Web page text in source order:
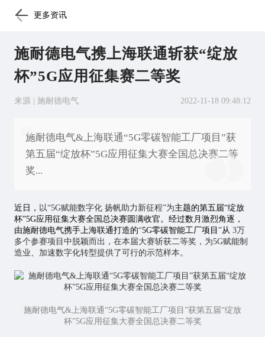
更多资讯
施耐德电气携上海联通斩获“绽放
杯”5G应用征集赛二等奖
来源 | 施耐德电气 2022-11-18 09:48:12
施耐德电气&上海联通“5G零碳智能工厂项目”获
第五届“绽放杯”5G应用征集大赛全国总决赛二等
奖...
近日， 以“5G赋能数字化 扬帆助力新征程”为主题的第五届“绽放
杯”5G应用征集大赛全国总决赛圆满收官。经过数月激烈角逐，
由施耐德电气携手上海联通打造的“5G零碳智能工厂项目 ”从 3万
多个参赛项目中脱颖而出，在本届大赛斩获二等奖，为5G赋能制
造业、加速数字化转型提供了可行的示范样本。
施耐德电气&上海联通“5G零碳智能工厂项目”获第五届“绽放
杯”5G应用征集大赛全国总决赛二等奖